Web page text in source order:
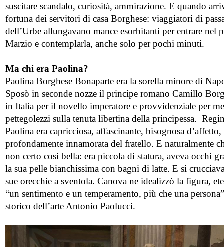
suscitare scandalo, curiosità, ammirazione. E quando
fortuna dei servitori di casa Borghese: viaggiatori di
dell’Urbe allungavano mance esorbitanti per entrare nel
Marzio e contemplarla, anche solo per pochi minuti.
Ma chi era Paolina?
Paolina Borghese Bonaparte era la sorella minore di
Sposò in seconde nozze il principe romano Camillo
in Italia per il novello imperatore e provvidenziale per
pettegolezzi sulla tenuta libertina della principessa.
Paolina era capricciosa, affascinante, bisognosa d’affetto,
profondamente innamorata del fratello. E naturalmente
non certo così bella: era piccola di statura, aveva occhi
la sua pelle bianchissima con bagni di latte. E si
sue orecchie a sventola. Canova ne idealizzò la figura,
“un sentimento e un temperamento, più che una
storico dell’arte Antonio Paolucci.